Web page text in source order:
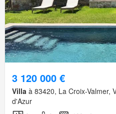
3 120 000 €
Villa à 83420, La Croix-Valmer,
d'Azur